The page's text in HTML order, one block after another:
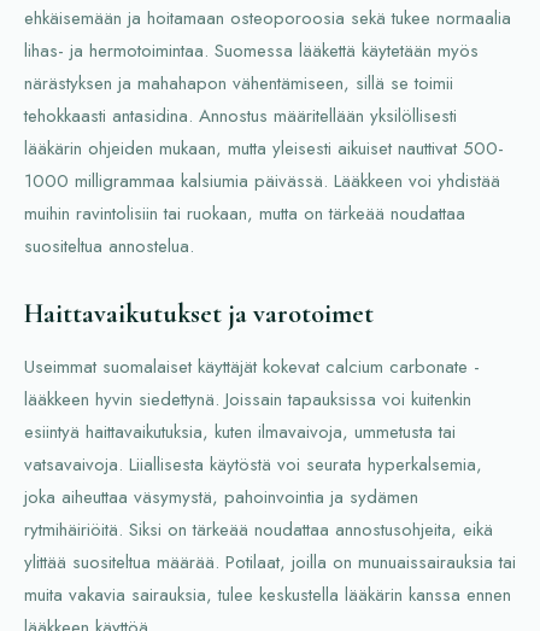
ehkäisemään ja hoitamaan osteoporoosia sekä tukee normaalia
lihas- ja hermotoimintaa. Suomessa lääkettä käytetään myös
närästyksen ja mahahapon vähentämiseen, sillä se toimii
tehokkaasti antasidina. Annostus määritellään yksilöllisesti
lääkärin ohjeiden mukaan, mutta yleisesti aikuiset nauttivat 500-
1000 milligrammaa kalsiumia päivässä. Lääkkeen voi yhdistää
muihin ravintolisiin tai ruokaan, mutta on tärkeää noudattaa
suositeltua annostelua.
Haittavaikutukset ja varotoimet
Useimmat suomalaiset käyttäjät kokevat calcium carbonate -
lääkkeen hyvin siedettynä. Joissain tapauksissa voi kuitenkin
esiintyä haittavaikutuksia, kuten ilmavaivoja, ummetusta tai
vatsavaivoja. Liiallisesta käytöstä voi seurata hyperkalsemia,
joka aiheuttaa väsymystä, pahoinvointia ja sydämen
rytmihäiriöitä. Siksi on tärkeää noudattaa annostusohjeita, eikä
ylittää suositeltua määrää. Potilaat, joilla on munuaissairauksia tai
muita vakavia sairauksia, tulee keskustella lääkärin kanssa ennen